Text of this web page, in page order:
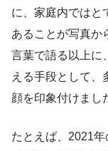
に、家庭内ではと
あることが写真か
言葉で語る以上に
える手段として、
顔を印象付けまし
たとえば、2021